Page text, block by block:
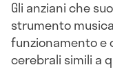
Gli anziani che
strumento
funzionamento e
cerebrali simili a